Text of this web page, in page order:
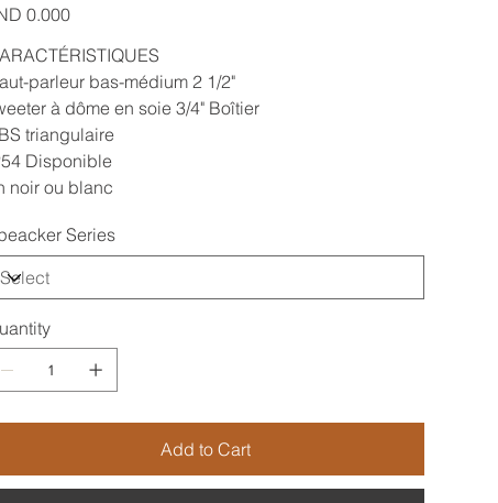
0.000
parleur bas-médium 2 1/2"
à dôme en soie 3/4" Boîtier
triangulaire
Disponible
noir ou blanc
Series
Add to Cart